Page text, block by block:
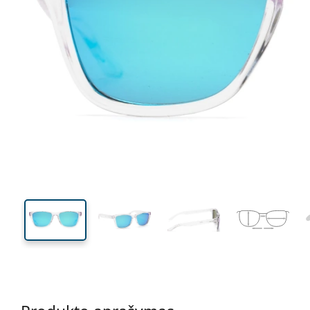
35 mm
Lęšio aukštis
47 mm
Lęšio plotis